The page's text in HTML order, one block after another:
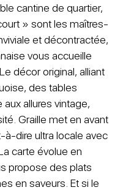
cantine de quartier,
» sont les maîtres-
et décontractée,
vous accueille
décor original, alliant
des tables
allures vintage,
Graille met en avant
à-dire ultra locale avec
carte évolue en
propose des plats
en saveurs. Et si le